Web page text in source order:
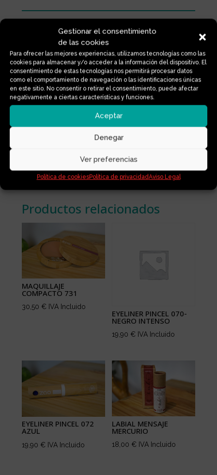
Gestionar el consentimiento
de las cookies
Para ofrecer las mejores experiencias, utilizamos tecnologías como las
cookies para almacenar y/o acceder a la información del dispositivo. El
consentimiento de estas tecnologías nos permitirá procesar datos
como el comportamiento de navegación o las identificaciones únicas
en este sitio. No consentir o retirar el consentimiento, puede afectar
negativamente a ciertas características y funciones.
Aceptar
Denegar
Ver preferencias
Política de cookiesPolítica de privacidadAviso Legal
DE
MARTE
cantidad
Añadir al carrito
Información adicional
Productos relacionados
MAQUILLAJE
COMPACTO 731
30,50 € IVA Incluido
EYELINER PINCEL 070-
NEGRO INTENSO
19,90 € IVA Incluido
EYELINER PINCEL 072
AZUL
19,90 € IVA Incluido
LABIAL MENSAJE
MERCURIO
18,00 € IVA Incluido